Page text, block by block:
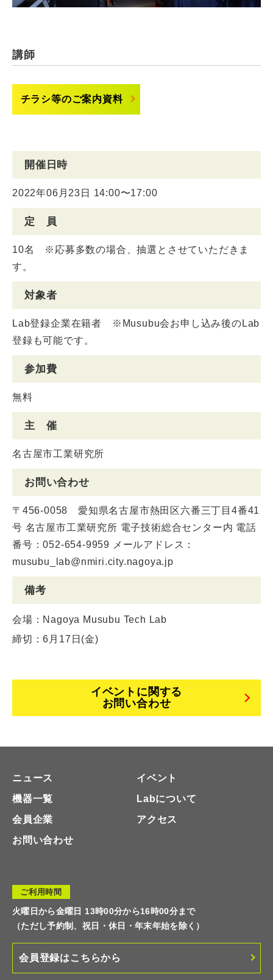
講師
チラシ等のご案内資料
開催日時
2022年06月23日 14:00〜17:00
定 員
10名 ※応募多数の場合、抽選とさせていただきま
す。
対象者
Lab登録企業在籍者 ※Musubu会お申し込み後のLab
登録も可能です。
参加費
無料
主 催
名古屋市工業研究所
お問い合わせ
〒456-0058 愛知県名古屋市熱田区六番三丁目4番41
号 名古屋市工業研究所 電子技術総合センター内 電話
番号：052-654-9959 メールアドレス：
musubu_lab@nmiri.city.nagoya.jp
備考
会場：Nagoya Musubu Tech Lab
締切：6月17日(金)
イベントに関する
お問い合わせ
ご利用時間
火曜日から金曜日 13時00分から16時00分まで
（ただし予約制、祝日・休日・年末年始を除く）
会員登録はこちらから
ニュース
イベント
機器一覧
Labについて
会員企業
アクセス
お問い合わせ